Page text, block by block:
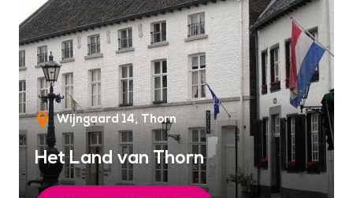
Wijngaard 14 Thorn
Het Land van Thorn